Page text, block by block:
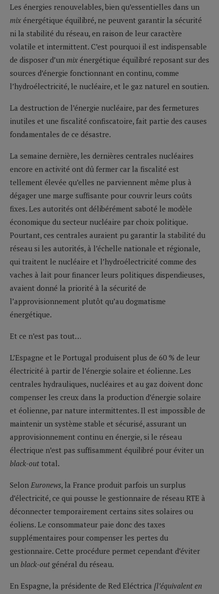
Les énergies renouvelables, bien qu’essentielles dans un
mix énergétique équilibré, ne peuvent garantir la sécurité
ni la stabilité du réseau, en raison de leur caractère
volatile et intermittent. C’est pourquoi il est indispensable
de disposer d’un mix énergétique équilibré reposant sur des
sources d’énergie fonctionnant en continu, comme
l’hydroélectricité, le nucléaire, et le gaz naturel en soutien.
La destruction de l’énergie nucléaire, par des fermetures
inutiles et une fiscalité confiscatoire, fait partie des causes
fondamentales de ce désastre.
La semaine dernière, les dernières centrales nucléaires
encore en activité ont dû fermer car la fiscalité est
tellement élevée qu’elles ne parviennent même plus à
dégager une marge suffisante pour couvrir leurs coûts
fixes. Les autorités ont délibérément saboté le modèle
économique du secteur nucléaire par choix politique.
Pourtant, ces centrales auraient pu garantir la stabilité du
réseau si les autorités, à l’échelle nationale et régionale,
qui traitent le nucléaire et l’hydroélectricité comme des
vaches à lait pour financer leurs politiques dispendieuses,
avaient donné la priorité à la sécurité de
l’approvisionnement plutôt qu’au dogmatisme
énergétique.
Et ce n’est pas tout…
L’Espagne et le Portugal produisent plus de 60 % de leur
électricité à partir de l’énergie solaire et éolienne. Les
centrales hydrauliques, nucléaires et au gaz doivent donc
compenser les creux dans la production d’énergie solaire
et éolienne, par nature intermittentes. Il est impossible de
maintenir un système stable et sécurisé, assurant un
approvisionnement continu en énergie, si le réseau
électrique n’est pas suffisamment équilibré pour éviter un
black-out total.
Selon Euronews, la France produit parfois un surplus
d’électricité, ce qui pousse le gestionnaire de réseau RTE à
déconnecter temporairement certains sites solaires ou
éoliens. Le consommateur paie donc des taxes
supplémentaires pour compenser les pertes du
gestionnaire. Cette procédure permet cependant d’éviter
un black-out général du réseau.
En Espagne, la présidente de Red Eléctrica [l’équivalent en